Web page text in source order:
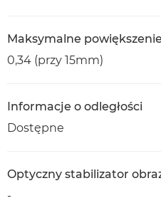
Maksymalne
0,34 (przy 15mm)
Informacje o odległości
Dostępne
Optyczny stabilizator
-